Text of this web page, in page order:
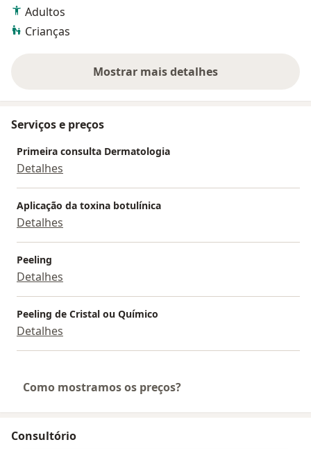
Adultos
Crianças
Mostrar mais detalhes
sobre a experiência
Serviços e preços
Primeira consulta Dermatologia
Detalhes
Aplicação da toxina botulínica
Detalhes
Peeling
Detalhes
Peeling de Cristal ou Químico
Detalhes
Como mostramos os preços?
Consultório